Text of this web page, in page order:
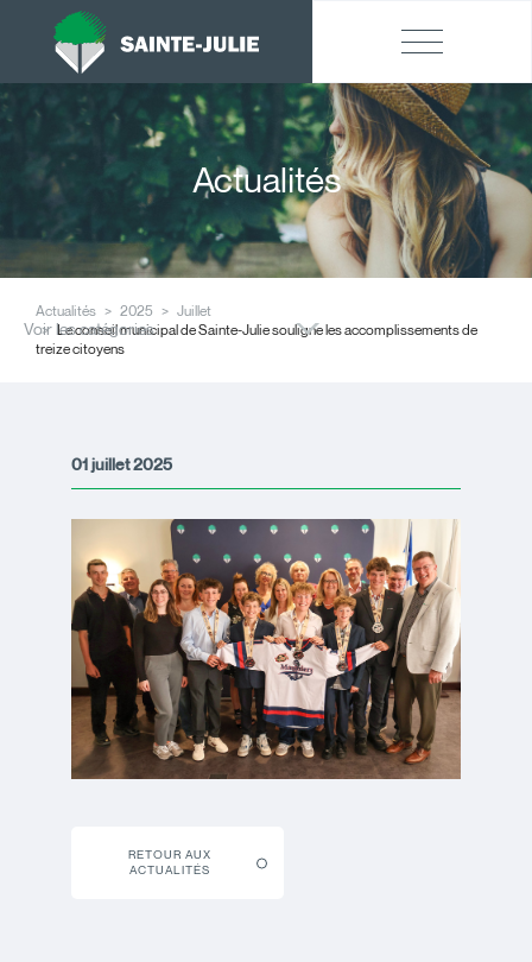
Actualités
Actualités 2025
Juillet
Le conseil municipal de Sainte-Julie souligne les accomplissements de
treize citoyens
Voir les catégories
01 juillet 2025
RETOUR AUX
ACTUALITÉS